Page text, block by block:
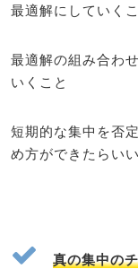
最適解にしていく
最適解の組み合わ
いくこと
短期的な集中を否
め方ができたらいい
真の集中の